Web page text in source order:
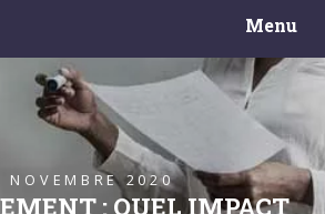
Menu
NOVEMBRE 2020
: QUEL IMPACT